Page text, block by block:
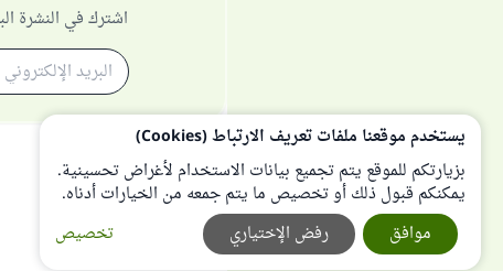
اشترك في النشرة
يستخدم موقعنا ملفات تعريف الارتباط (Cookies)
بزيارتكم للموقع يتم تجميع بيانات الاستخدام لأغراض تحسينية.
يمكنكم قبول ذلك أو تخصيص ما يتم جمعه من الخيارات أدناه.
تخصيص
رفض الإختياري موافق